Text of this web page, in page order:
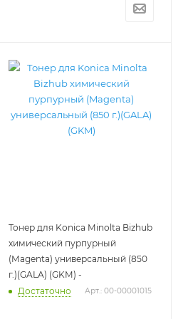
Тонер для Konica Minolta Bizhub
химический пурпурный
(Magenta) универсальный (850
г.)(GALA) (GKM) -
Достаточно
Арт.: 00-00001015